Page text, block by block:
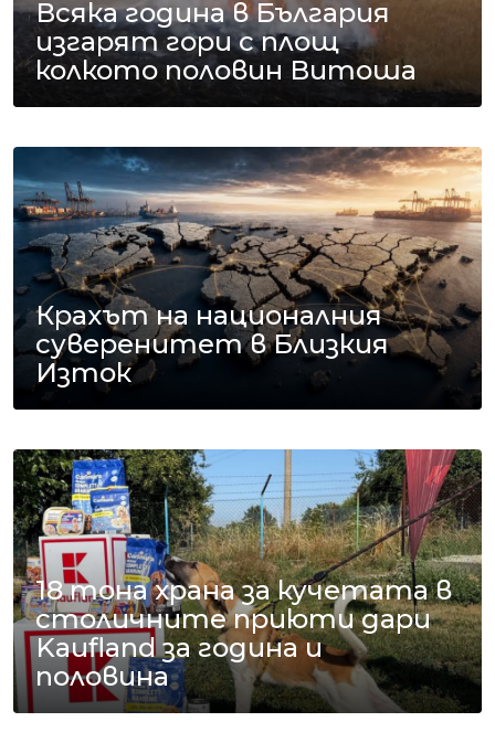
Всяка година в България
изгарят гори с площ
колкото половин Витоша
Крахът на националния
суверенитет в Близкия
Изток
18 тона храна за кучетата в
столичните приюти дари
Kaufland за година и
половина